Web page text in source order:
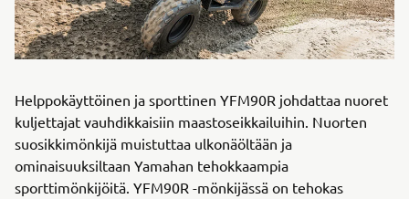
Helppokäyttöinen ja sporttinen YFM90R johdattaa nuoret
kuljettajat vauhdikkaisiin maastoseikkailuihin. Nuorten
suosikkimönkijä muistuttaa ulkonäöltään ja
ominaisuuksiltaan Yamahan tehokkaampia
sporttimönkijöitä. YFM90R -mönkijässä on tehokas